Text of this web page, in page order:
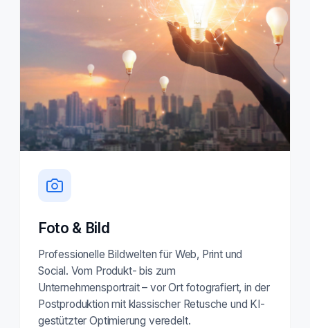
Foto & Bild
Professionelle Bildwelten für Web, Print und
Social. Vom Produkt- bis zum
Unternehmensportrait – vor Ort fotografiert, in der
Postproduktion mit klassischer Retusche und KI-
gestützter Optimierung veredelt.